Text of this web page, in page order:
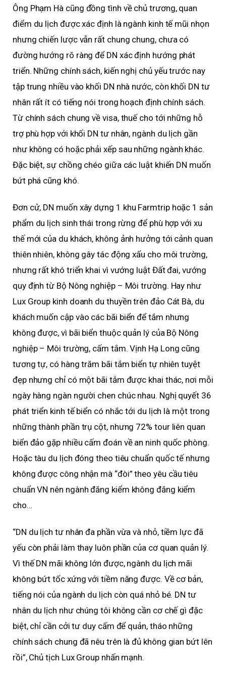
Ông Phạm Hà cũng đồng tình về chủ trương, quan
điểm du lịch được xác định là ngành kinh tế mũi nhọn
nhưng chiến lược vẫn rất chung chung, chưa có
đường hướng rõ ràng để DN xác định hướng phát
triển. Những chính sách, kiến nghị chủ yếu trước nay
tập trung nhiều vào khối DN nhà nước, còn khối DN tư
nhân rất ít có tiếng nói trong hoạch định chính sách.
Từ chính sách chung về visa, thuế cho tới những hỗ
trợ phù hợp với khối DN tư nhân, ngành du lịch gần
như không có hoặc phải xếp sau những ngành khác.
Đặc biệt, sự chồng chéo giữa các luật khiến DN muốn
bứt phá cũng khó.
Đơn cử, DN muốn xây dựng 1 khu Farmtrip hoặc 1 sản
phẩm du lịch sinh thái trong rừng để phù hợp với xu
thế mới của du khách, không ảnh hưởng tới cảnh quan
thiên nhiên, không gây tác động xấu cho môi trường,
nhưng rất khó triển khai vì vướng luật Đất đai, vướng
quy định từ Bộ Nông nghiệp – Môi trường. Hay như
Lux Group kinh doanh du thuyền trên đảo Cát Bà, du
khách muốn cập vào các bãi biển để tắm nhưng
không được, vì bãi biển thuộc quản lý của Bộ Nông
nghiệp – Môi trường, cấm tắm. Vịnh Hạ Long cũng
tương tự, có hàng trăm bãi tắm biển tự nhiên tuyệt
đẹp nhưng chỉ có một bãi tắm được khai thác, nơi mỗi
ngày hàng ngàn người chen chúc nhau. Nghị quyết 36
phát triển kinh tế biển có nhắc tới du lịch là một trong
những thành phần trụ cột, nhưng 72% tour liên quan
biển đảo gặp nhiều cấm đoán về an ninh quốc phòng.
Hoặc tàu du lịch đóng theo tiêu chuẩn quốc tế nhưng
không được công nhận mà “đòi” theo yêu cầu tiêu
chuẩn VN nên ngành đăng kiểm không đăng kiểm
cho…
“DN du lịch tư nhân đa phần vừa và nhỏ, tiềm lực đã
yếu còn phải làm thay luôn phần của cơ quan quản lý.
Vì thế DN mãi không lớn được, ngành du lịch mãi
không bứt tốc xứng với tiềm năng được. Về cơ bản,
tiếng nói của ngành du lịch còn quá nhỏ bé. DN tư
nhân du lịch như chúng tôi không cần cơ chế gì đặc
biệt, chỉ cần cởi tư duy cấm để quản, tháo những
chính sách chung đã nêu trên là đủ không gian bứt lên
rồi”, Chủ tịch Lux Group nhấn mạnh.